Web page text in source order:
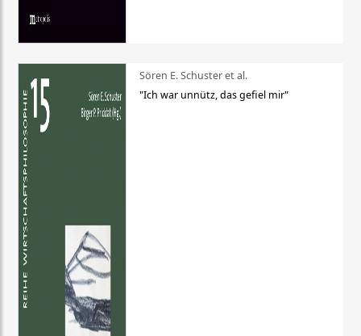
Sören E. Schuster et al.
"Ich war unnütz, das gefiel mir"